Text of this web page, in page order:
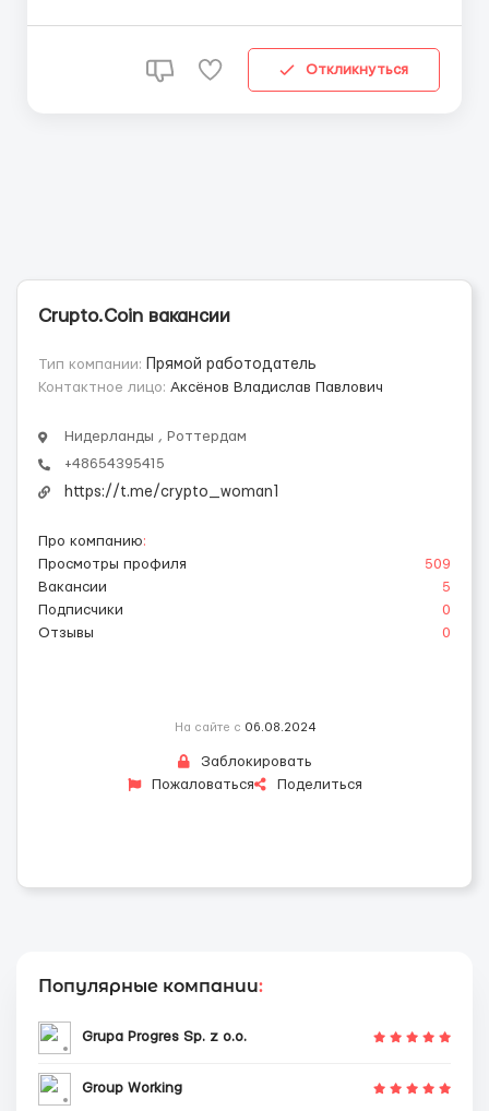
направление в мире криптовалют! Приглашаем как
Откликнуться
Crupto.Coin вакансии
Тип компании:
Прямой работодатель
Контактное лицо: Аксёнов Владислав Павлович
Нидерланды , Роттердам
+48654395415
https://t.me/crypto_woman1
Про компанию:
Просмотры профиля
509
Вакансии
5
Подписчики
0
Отзывы
0
На сайте с 06.08.2024
Заблокировать
Пожаловаться
Поделиться
Популярные компании:
Grupa Progres Sp. z o.o.
Group Working